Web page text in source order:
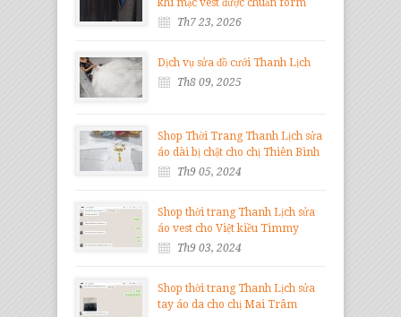
khi mặc vest được chuẩn form
Th7 23, 2026
Dịch vụ sửa đồ cưới Thanh Lịch
Th8 09, 2025
Shop Thời Trang Thanh Lịch sửa
áo dài bị chật cho chị Thiên Bình
Th9 05, 2024
Shop thời trang Thanh Lịch sửa
áo vest cho Việt kiều Timmy
Th9 03, 2024
Shop thời trang Thanh Lịch sửa
tay áo da cho chị Mai Trâm